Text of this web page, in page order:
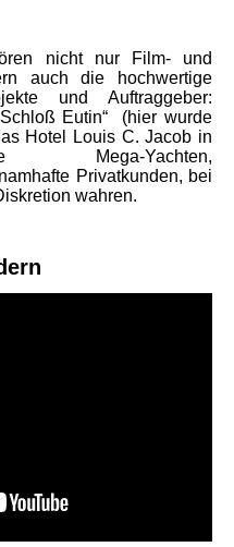
nicht nur Film- und
auch die hochwertige
und Auftraggeber:
Eutin“ (hier wurde
Hotel Louis C. Jacob in
Mega-Yachten,
Privatkunden, bei
wahren.